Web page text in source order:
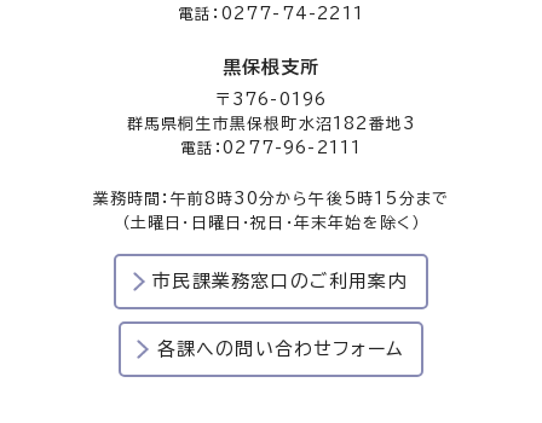
電話：0277-74-2211
黒保根支所
〒376-0196
群馬県桐生市黒保根町水沼182番地3
電話：0277-96-2111
業務時間：午前8時30分から午後5時15分まで
（土曜日・日曜日・祝日・年末年始を除く）
市民課業務窓口のご利用案内
各課への問い合わせフォーム